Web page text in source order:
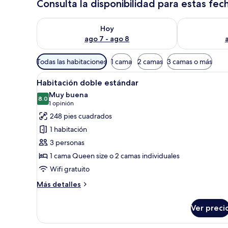
Consulta la disponibilidad para estas
Hoy
ago 7 - ago 8
Consulta la disponibilidad para hoy ago 7 - ago 8
Consulta la
Filtros
disponibles
para
las
habitaciones
Todas las habitaciones 1 cama 2 camas 3 camas o más
Abrir
todas
las
fotos
de
Habitación
doble
estándar
Una habitación de hotel con
4
Habitación doble estándar
8.08.0 de 10
Muy buena
1 opinión
(1
opinión)
248 pies cuadrados
1 habitación
3 personas
1 cama Queen size o 2 camas individuales
Wifi gratuito
Más detalles
Más
doble
Ver